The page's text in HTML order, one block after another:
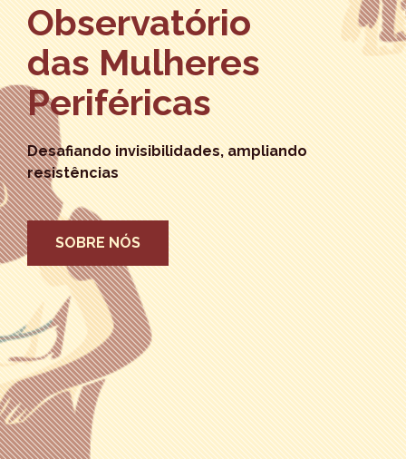
Observatório
das Mulheres
Periféricas
Desafiando invisibilidades, ampliando
resistências
SOBRE NÓS